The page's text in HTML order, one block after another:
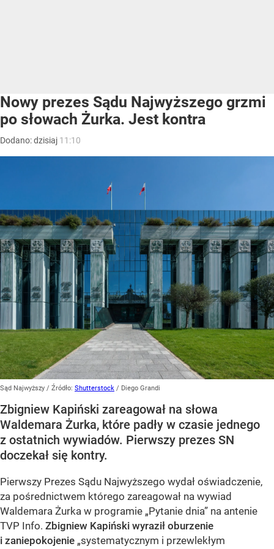
Nowy prezes Sądu Najwyższego grzmi
po słowach Żurka. Jest kontra
Dodano:dzisiaj 11:10
Sąd Najwyższy / Źródło: Shutterstock / Diego Grandi
Zbigniew Kapiński zareagował na słowa
Waldemara Żurka, które padły w czasie jednego
z ostatnich wywiadów. Pierwszy prezes SN
doczekał się kontry.
Pierwszy Prezes Sądu Najwyższego wydał oświadczenie,
za pośrednictwem którego zareagował na wywiad
Waldemara Żurka w programie „Pytanie dnia” na antenie
TVP Info. Zbigniew Kapiński wyraził oburzenie
i zaniepokojenie „systematycznym i przewlekłym